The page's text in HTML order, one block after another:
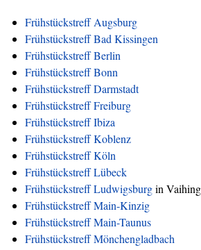
Frühstückstreff Augsburg
Frühstückstreff Bad Kissingen
Frühstückstreff Berlin
Frühstückstreff Bonn
Frühstückstreff Darmstadt
Frühstückstreff Freiburg
Frühstückstreff Ibiza
Frühstückstreff Koblenz
Frühstückstreff Köln
Frühstückstreff Lübeck
Frühstückstreff Ludwigsburgin
Frühstückstreff Main-Kinzig
Frühstückstreff Main-Taunus
Frühstückstreff Mönchengladbach